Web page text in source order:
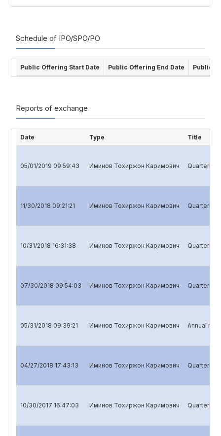
Schedule of IPO/SPO/PO
Public Offering Start Date Public Offering End Date Public
Reports of exchange
Date Type Title
05/01/2019 09:59:43 Иминов Тохиржон Каримович Quarterly
11/30/2018 09:21:21 Иминов Тохиржон Каримович Quarterly
10/31/2018 16:31:38 Иминов Тохиржон Каримович Quarterly
07/30/2018 09:54:03 Иминов Тохиржон Каримович Quarterly
05/31/2018 09:39:21 Иминов Тохиржон Каримович Annual
04/27/2018 17:43:13 Иминов Тохиржон Каримович Quarterly
10/30/2017 16:47:03 Иминов Тохиржон Каримович Quarterly